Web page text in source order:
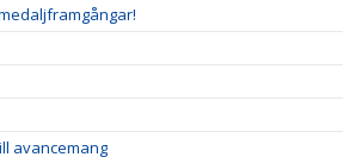
avancemang